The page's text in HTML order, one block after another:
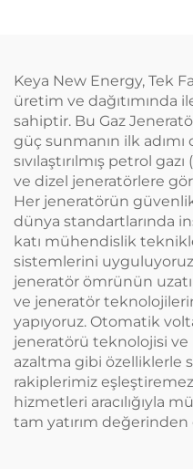
Keya New Energy, Tek
üretim ve dağıtımında
sahiptir. Bu Gaz
güç sunmanın ilk
sıvılaştırılmış petrol
ve dizel jeneratörlere
Her jeneratörün
dünya standartlarında
katı mühendislik
sistemlerini
jeneratör ömrünün
ve jeneratör
yapıyoruz. Otomatik
jeneratörü teknolojisi ve
azaltma gibi özelliklerle
rakiplerimiz
hizmetleri aracılığıyla
tam yatırım